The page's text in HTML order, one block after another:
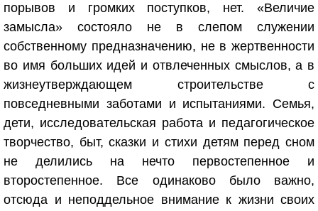
порывов и громких поступков, нет. «Величие
замысла» состояло не в слепом служении
собственному предназначению, не в жертвенности
во имя больших идей и отвлеченных смыслов, а в
жизнеутверждающем строительстве с
повседневными заботами и испытаниями. Семья,
дети, исследовательская работа и педагогическое
творчество, быт, сказки и стихи детям перед сном
не делились на нечто первостепенное и
второстепенное. Все одинаково было важно,
отсюда и неподдельное внимание к жизни своих